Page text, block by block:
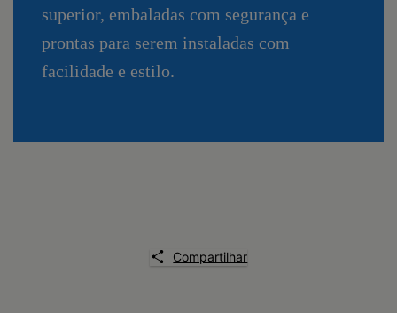
superior, embaladas com segurança e
prontas para serem instaladas com
facilidade e estilo.
Compartilhar